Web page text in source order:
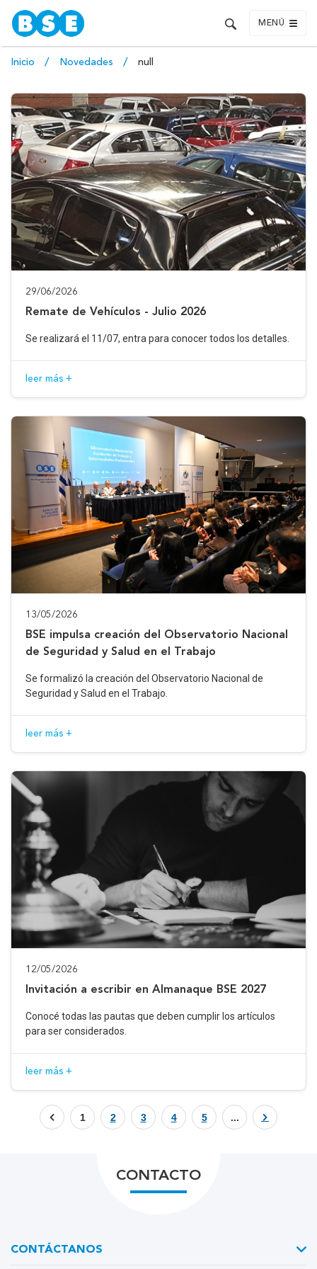
MENÚ
Inicio Novedades null
29/06/2026
Remate de Vehículos - Julio 2026
Se realizará el 11/07, entra para conocer todos los detalles.
leer más +
13/05/2026
BSE impulsa creación del Observatorio Nacional
de Seguridad y Salud en el Trabajo
Se formalizó la creación del Observatorio Nacional de
Seguridad y Salud en el Trabajo.
leer más +
12/05/2026
Invitación a escribir en Almanaque BSE 2027
Conocé todas las pautas que deben cumplir los artículos
para ser considerados.
leer más +
1 2 3 4 5 ...
CONTACTO
CONTÁCTANOS